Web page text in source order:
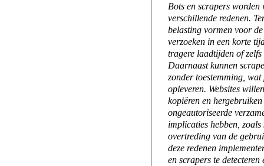
Bots en scrapers worden
verschillende redenen.
belasting vormen voor
verzoeken in een korte
tragere laadtijden of
Daarnaast kunnen
zonder toestemming,
opleveren. Websites
kopiëren en
ongeautoriseerde
implicaties hebben,
overtreding van de
deze redenen
en scrapers te detecteren